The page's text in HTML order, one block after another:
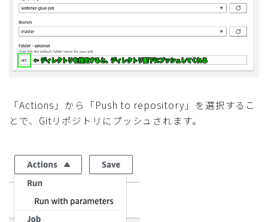
「Actions」から「Push to repository」を選択するこ
とで、Gitリポジトリにプッシュされます。